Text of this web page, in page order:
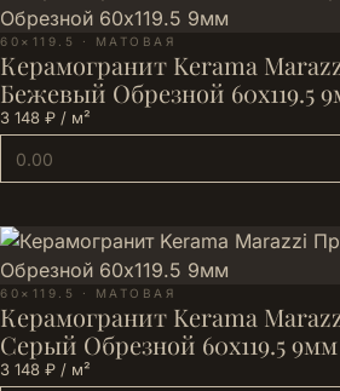
60×119.5 · МАТОВАЯ
Керамогранит Kerama
Бежевый Обрезной 60x119.5
3 148 ₽ / м²
60×119.5 · МАТОВАЯ
Керамогранит Kerama
Серый Обрезной 60x119.5 9мм
3 148 ₽ / м²